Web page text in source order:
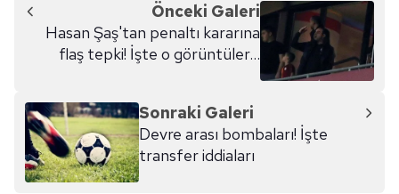
Önceki Galeri
Hasan Şaş'tan penaltı kararına
flaş tepki! İşte o görüntüler...
Sonraki Galeri
Devre arası bombaları! İşte
transfer iddiaları